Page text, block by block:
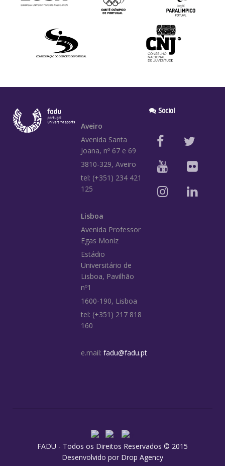
Aveiro
Avenida Santa
Joana, nº 67 e 69
3810-329, Aveiro
tel: (+351) 234 421
125
Lisboa
Avenida Professor
Egas Moniz
Estádio
Universitário de
Lisboa, Pavilhão
nº1
1600-190, Lisboa
tel: (+351) 217 818
160
e.mail: fadu@fadu.pt
Social
FADU - Todos os Direitos Reservados © 2015
Desenvolvido por Drop Agency